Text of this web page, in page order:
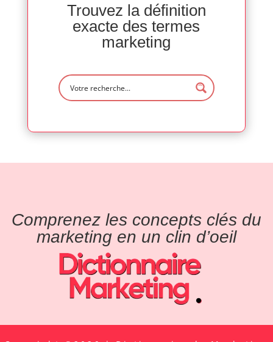
Trouvez la définition
exacte des termes
marketing
Comprenez les concepts clés du
marketing en un clin d’oeil